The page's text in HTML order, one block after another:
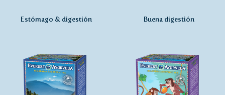
Estómago & digestión Buena digestión